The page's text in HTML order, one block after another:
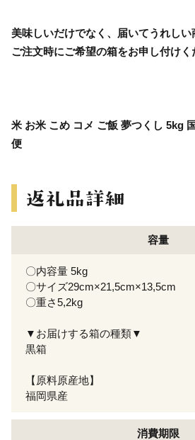
美味しいだけでなく、届いてうれしい
ご注文時にご希望の箱をお申し付けく
米 お米 こめ コメ ご飯 夢つくし 5kg
便
容量
〇内容量 5kg
〇サイズ29cm×21,5cm×13,5cm
〇重さ5,2kg
▼お届けする箱の種類▼
黒箱
【原料原産地】
福岡県産
消費期限